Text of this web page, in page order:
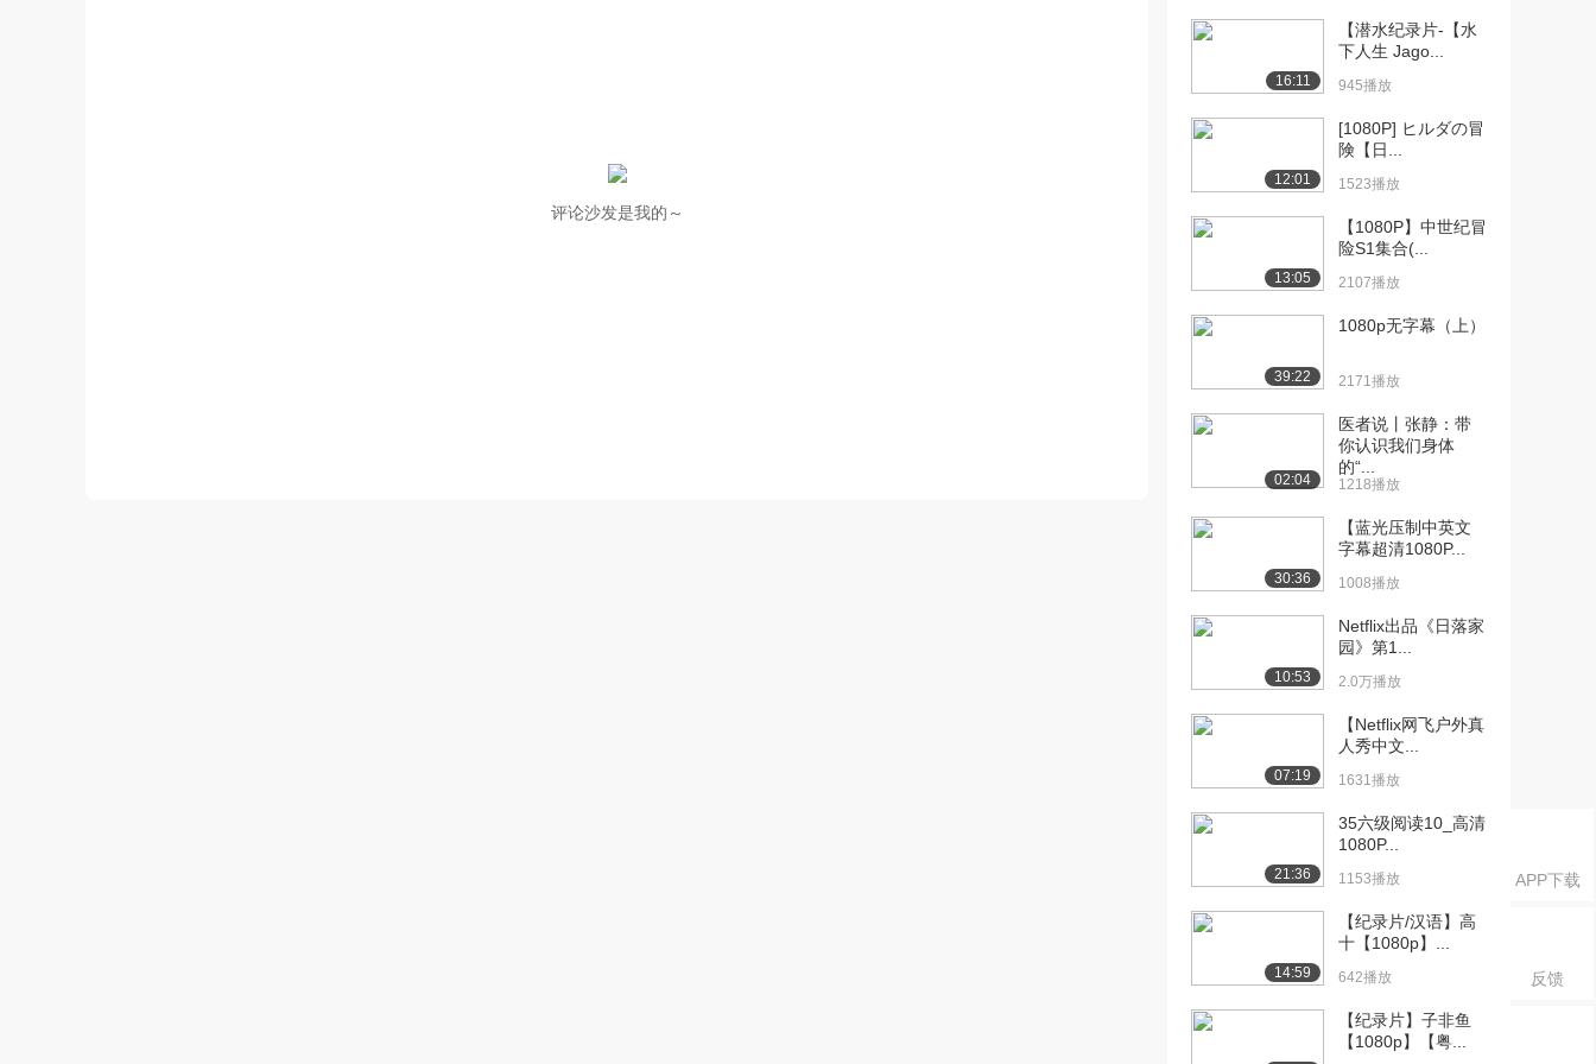
APP下载
反馈
评论沙发是我的～
[10] S04E04 万达如何找
15:34
[11] S04E04 万达如何找回
15:37
[12] S04E04 万达如何找
15:29
[13] S04E05 在金色肯尼
15:36
[14] S04E05 在金色肯尼
15:41
[15] S04E05 在金色肯尼
On.G...
故事 A....
故事 A....
故事 A....
园 Sol...
[20] S04E07 士兵返回家
园 Sol...
16:11
【潜水纪录片-【水
下人生 Jago...
945播放
12:01
[1080P] ヒルダの冒
険【日...
1523播放
13:05
【1080P】中世纪冒
险S1集合(...
2107播放
39:22
1080p无字幕（上）
2171播放
02:04
医者说丨张静：带
你认识我们身体
的“...
1218播放
30:36
【蓝光压制中英文
字幕超清1080P...
1008播放
10:53
Netflix出品《日落家
园》第1...
2.0万播放
07:19
【Netflix网飞户外真
人秀中文...
1631播放
21:36
35六级阅读10_高清
1080P...
1153播放
14:59
【纪录片/汉语】高
十【1080p】...
642播放
【纪录片】子非鱼
【1080p】【粤...